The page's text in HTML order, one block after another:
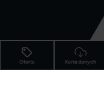
Oferta Karta danych